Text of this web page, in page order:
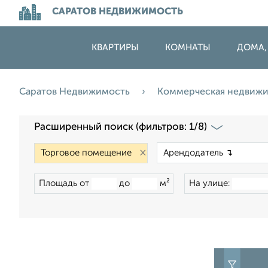
САРАТОВ НЕДВИЖИМОСТЬ
КВАРТИРЫ КОМНАТЫ ДОМА,
Саратов Недвижимость Коммерческая
Расширенный поиск (фильтров: 1/8)
×
Площадь от до м² На улице: